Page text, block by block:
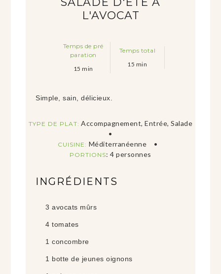
L'AVOCAT
Temps de pré
paration
15 min
Temps total
15 min
Simple, sain, délicieux.
TYPE DE PLAT: Accompagnement, Entrée, Salade
CUISINE: Méditerranéenne
PORTIONS:4 personnes
INGRÉDIENTS
3 avocats mûrs
4 tomates
1 concombre
1 botte de jeunes oignons